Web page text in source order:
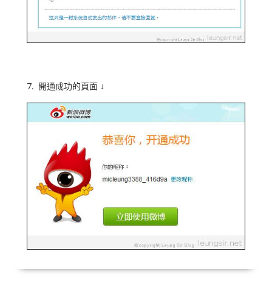
7. 開通成功的頁面 ↓